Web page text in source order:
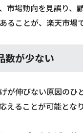
市場動向を見誤り、
ることが、楽天市場
数が少ない
が伸びない原因のひ
えることが可能となり